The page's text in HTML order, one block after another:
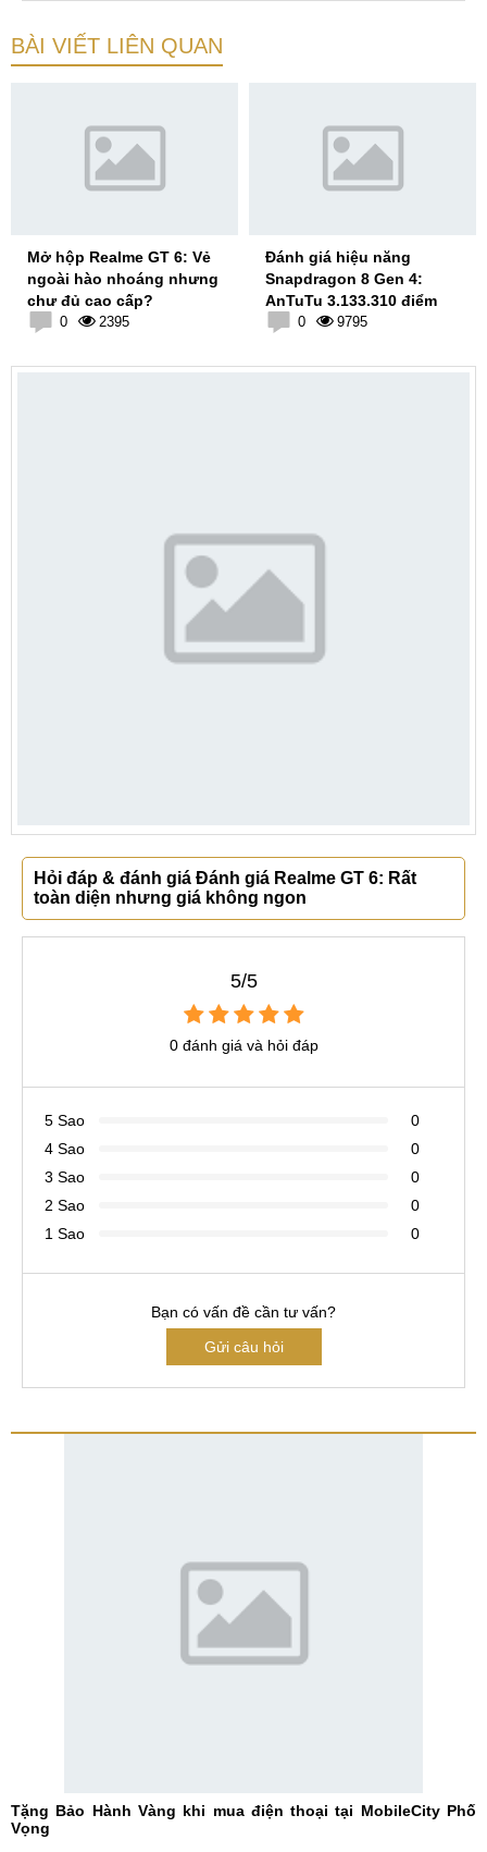
BÀI VIẾT LIÊN QUAN
Mở hộp Realme GT 6: Vẻ
ngoài hào nhoáng nhưng
chư đủ cao cấp?
0 2395
Đánh giá hiệu năng
Snapdragon 8 Gen 4:
AnTuTu 3.133.310 điểm
0 9795
Hỏi đáp & đánh giá Đánh giá Realme GT 6: Rất
toàn diện nhưng giá không ngon
5/5
0 đánh giá và hỏi đáp
5 Sao
0
4 Sao
0
3 Sao
0
2 Sao
0
1 Sao
0
Bạn có vấn đề cần tư vấn?
Gửi câu hỏi
Tặng Bảo Hành Vàng khi mua điện thoại tại MobileCity Phố
Vọng